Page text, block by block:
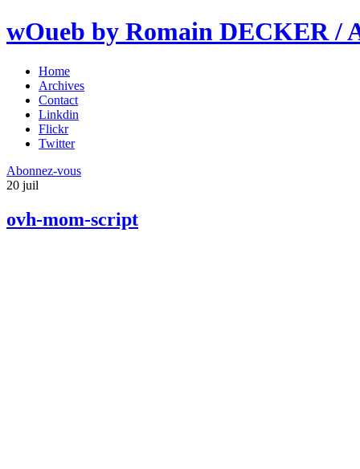
wOueb by Romain DECKER /
Home
Archives
Contact
Linkdin
Flickr
Twitter
Abonnez-vous
20 juil
ovh-mom-script